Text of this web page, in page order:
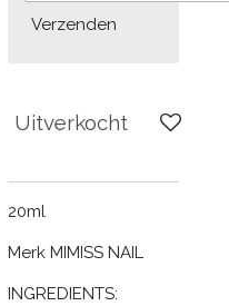
Verzenden
Uitverkocht
20ml
Merk MIMISS NAIL
INGREDIENTS: